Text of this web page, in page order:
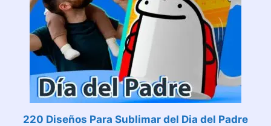
220 Diseños Para Sublimar del Dia del Padre